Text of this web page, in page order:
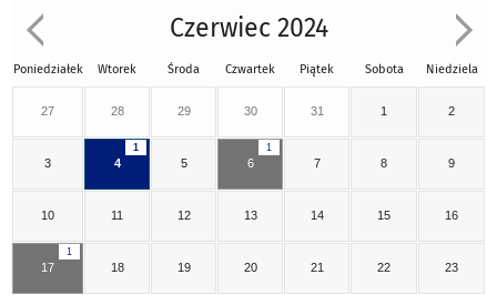
Czerwiec 2024
Poniedziałek Wtorek Środa Czwartek Piątek Sobota Niedziela
27 28 29 30 31 1 2
3
1
4 5
1
6 7 8 9
10 11 12 13 14 15 16
1
17 18 19 20 21 22 23